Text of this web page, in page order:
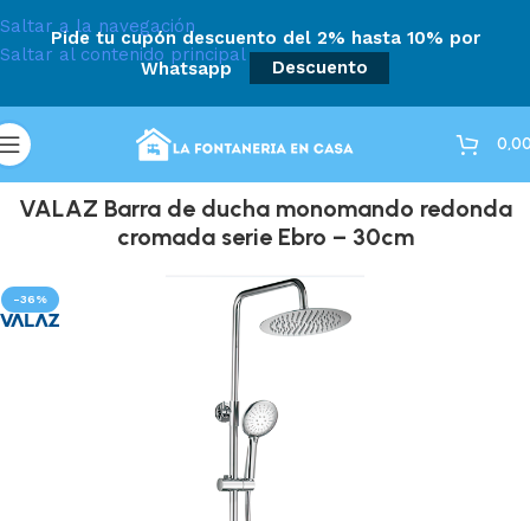
Saltar a la navegación
Saltar al contenido principal
Pide tu cupón descuento del 2% hasta 10% por
Whatsapp
Descuento
VALAZ Barra de ducha monomando redonda
cromada serie Ebro – 30cm
-36%